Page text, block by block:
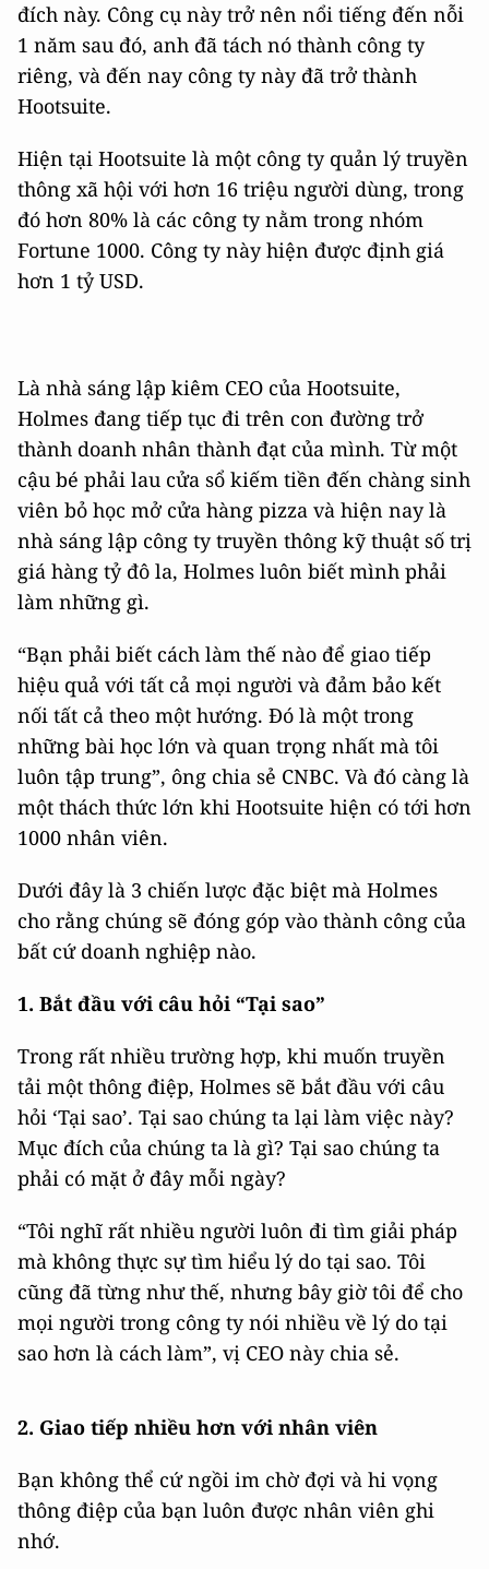
đích này. Công cụ này trở nên nổi tiếng đến nỗi
1 năm sau đó, anh đã tách nó thành công ty
riêng, và đến nay công ty này đã trở thành
Hootsuite.
Hiện tại Hootsuite là một công ty quản lý truyền
thông xã hội với hơn 16 triệu người dùng, trong
đó hơn 80% là các công ty nằm trong nhóm
Fortune 1000. Công ty này hiện được định giá
hơn 1 tỷ USD.
Là nhà sáng lập kiêm CEO của Hootsuite,
Holmes đang tiếp tục đi trên con đường trở
thành doanh nhân thành đạt của mình. Từ một
cậu bé phải lau cửa sổ kiếm tiền đến chàng sinh
viên bỏ học mở cửa hàng pizza và hiện nay là
nhà sáng lập công ty truyền thông kỹ thuật số trị
giá hàng tỷ đô la, Holmes luôn biết mình phải
làm những gì.
“Bạn phải biết cách làm thế nào để giao tiếp
hiệu quả với tất cả mọi người và đảm bảo kết
nối tất cả theo một hướng. Đó là một trong
những bài học lớn và quan trọng nhất mà tôi
luôn tập trung”, ông chia sẻ CNBC. Và đó càng là
một thách thức lớn khi Hootsuite hiện có tới hơn
1000 nhân viên.
Dưới đây là 3 chiến lược đặc biệt mà Holmes
cho rằng chúng sẽ đóng góp vào thành công của
bất cứ doanh nghiệp nào.
1. Bắt đầu với câu hỏi “Tại sao”
Trong rất nhiều trường hợp, khi muốn truyền
tải một thông điệp, Holmes sẽ bắt đầu với câu
hỏi ‘Tại sao’. Tại sao chúng ta lại làm việc này?
Mục đích của chúng ta là gì? Tại sao chúng ta
phải có mặt ở đây mỗi ngày?
“Tôi nghĩ rất nhiều người luôn đi tìm giải pháp
mà không thực sự tìm hiểu lý do tại sao. Tôi
cũng đã từng như thế, nhưng bây giờ tôi để cho
mọi người trong công ty nói nhiều về lý do tại
sao hơn là cách làm”, vị CEO này chia sẻ.
2. Giao tiếp nhiều hơn với nhân viên
Bạn không thể cứ ngồi im chờ đợi và hi vọng
thông điệp của bạn luôn được nhân viên ghi
nhớ.